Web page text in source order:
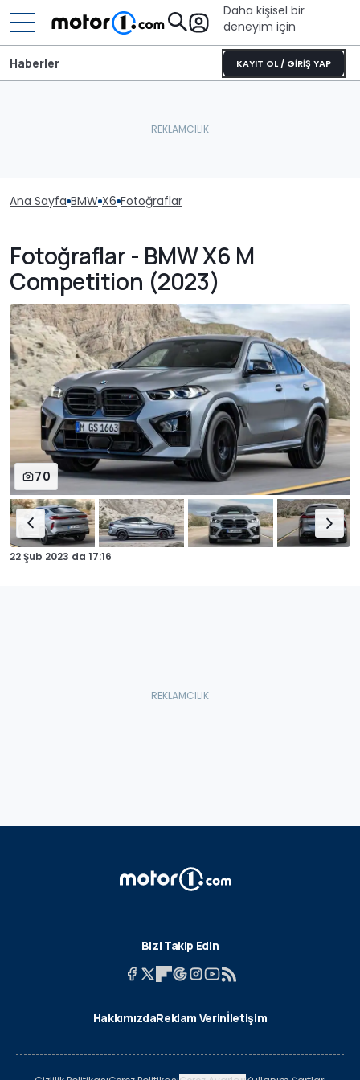
Daha kişisel bir
deneyim için
KAYIT OL / GİRİŞ YAP
Haberler
Ana Sayfa BMW X6 Fotoğraflar
Fotoğraflar - BMW X6 M
Competition (2023)
70
22 Şub 2023 da 17:16
Bizi Takip Edin
HakkımızdaReklam Verinİletişim